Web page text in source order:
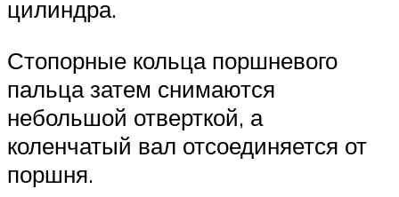
цилиндра.
Стопорные кольца поршневого
пальца затем снимаются
небольшой отверткой, а
коленчатый вал отсоединяется от
поршня.